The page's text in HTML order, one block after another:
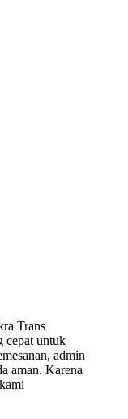
Trans
cepat untuk
admin
aman. Karena